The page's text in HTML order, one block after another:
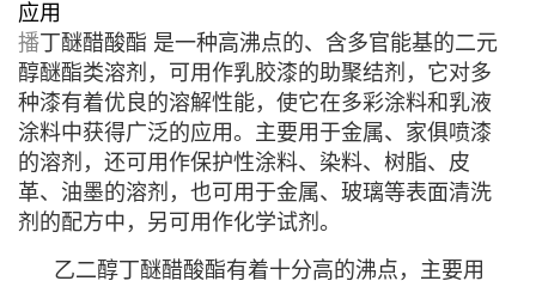
应用
播丁醚醋酸酯 是一种高沸点的、含多官能基的二元
醇醚酯类溶剂，可用作乳胶漆的助聚结剂，它对多
种漆有着优良的溶解性能，使它在多彩涂料和乳液
涂料中获得广泛的应用。主要用于金属、家俱喷漆
的溶剂，还可用作保护性涂料、染料、树脂、皮
革、油墨的溶剂，也可用于金属、玻璃等表面清洗
剂的配方中，另可用作化学试剂。
乙二醇丁醚醋酸酯有着十分高的沸点，主要用